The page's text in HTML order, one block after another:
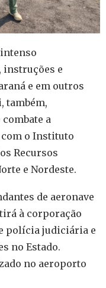
instruções e
e em outros
também,
a
o Instituto
Recursos
e Nordeste.
de aeronave
à corporação
polícia judiciária e
no Estado.
no aeroporto